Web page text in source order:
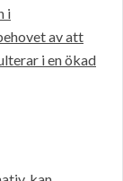
i
av att
i en ökad